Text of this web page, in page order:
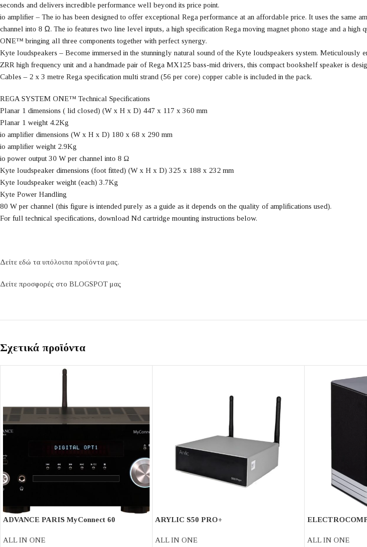
seconds and delivers incredible performance well beyond its price point.
io amplifier – The io has been designed to offer exceptional Rega performance at an affordable price. It uses the same
channel into 8 Ω. The io features two line level inputs, a high specification Rega moving magnet phono stage and a
ONE™ bringing all three components together with perfect synergy.
Kyte loudspeakers – Become immersed in the stunningly natural sound of the Kyte loudspeakers system. Meticulously
ZRR high frequency unit and a handmade pair of Rega MX125 bass-mid drivers, this compact bookshelf speaker is
Cables – 2 x 3 metre Rega specification multi strand (56 per core) copper cable is included in the pack.
REGA SYSTEM ONE™ Technical Specifications
Planar 1 dimensions ( lid closed) (W x H x D) 447 x 117 x 360 mm
Planar 1 weight 4.2Kg
io amplifier dimensions (W x H x D) 180 x 68 x 290 mm
io amplifier weight 2.9Kg
io power output 30 W per channel into 8 Ω
Kyte loudspeaker dimensions (foot fitted) (W x H x D) 325 x 188 x 232 mm
Kyte loudspeaker weight (each) 3.7Kg
Kyte Power Handling
80 W per channel (this figure is intended purely as a guide as it depends on the quality of amplifications used).
For full technical specifications, download Nd cartridge mounting instructions below.
Δείτε εδώ τα υπόλοιπα προϊόντα μας.
Δείτε προσφορές στο BLOGSPOT μας
Σχετικά προϊόντα
ADVANCE PARIS MyConnect 60
ALL IN ONE
ARYLIC S50 PRO+
ALL IN ONE
ALL IN ONE